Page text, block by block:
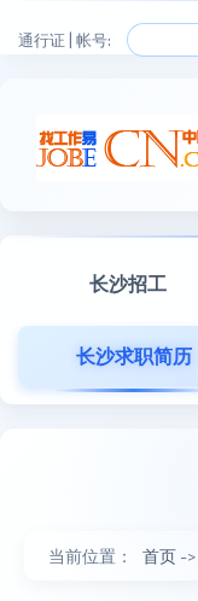
通行证 | 帐号:
长沙招工
长沙求职简历
当前位置： 首页 ->